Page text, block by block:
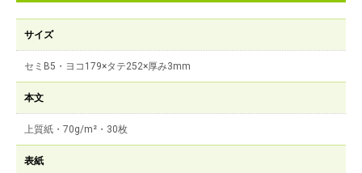
サイズ
セミB5・ヨコ179×タテ252×厚み3mm
本文
上質紙・70g/m²・30枚
表紙